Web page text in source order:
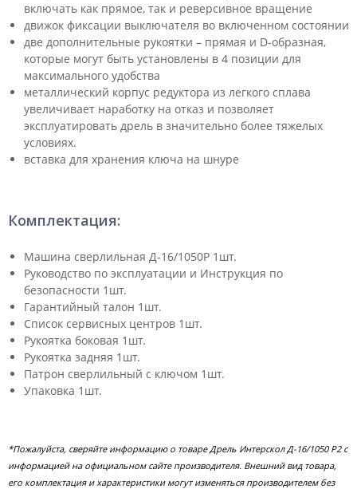
включать как прямое, так и реверсивное вращение
движок фиксации выключателя во включенном состоянии
две дополнительные рукоятки – прямая и D-образная,
которые могут быть установлены в 4 позиции для
максимального удобства
металлический корпус редуктора из легкого сплава
увеличивает наработку на отказ и позволяет
эксплуатировать дрель в значительно более тяжелых
условиях.
вставка для хранения ключа на шнуре
Комплектация:
Машина сверлильная Д-16/1050Р 1шт.
Руководство по эксплуатации и Инструкция по
безопасности 1шт.
Гарантийный талон 1шт.
Список сервисных центров 1шт.
Рукоятка боковая 1шт.
Рукоятка задняя 1шт.
Патрон сверлильный с ключом 1шт.
Упаковка 1шт.
*Пожалуйста, сверяйте информацию о товаре Дрель Интерскол Д-16/1050 Р2 с
информацией на официальном сайте производителя. Внешний вид товара,
его комплектация и характеристики могут изменяться производителем без